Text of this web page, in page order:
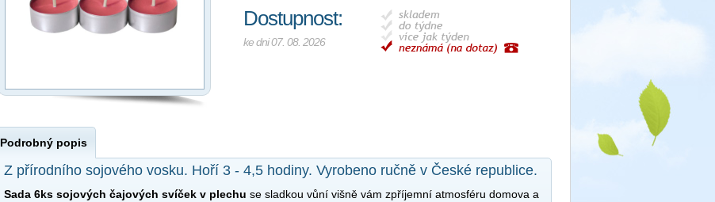
Dostupnost:
ke dni 07. 08. 2026
Podrobný popis
Z přírodního sojového vosku. Hoří 3 - 4,5 hodiny. Vyrobeno ručně v České republice.
Sada 6ks sojových čajových svíček v plechu se sladkou vůní višně vám zpříjemní atmosféru domova a